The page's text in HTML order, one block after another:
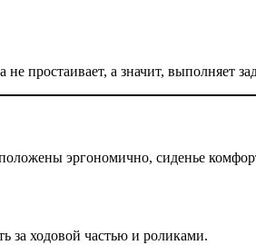
простаивает, а значит, выполняет
эргономично, сиденье
за ходовой частью и роликами.